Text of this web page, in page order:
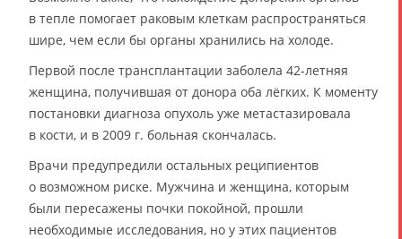
в тепле помогает раковым клеткам распространяться
шире, чем если бы органы хранились на холоде.
Первой после трансплантации заболела 42-летняя
женщина, получившая от донора оба лёгких. К моменту
постановки диагноза опухоль уже метастазировала
в кости, и в 2009 г. больная скончалась.
Врачи предупредили остальных реципиентов
о возможном риске. Мужчина и женщина, которым
были пересажены почки покойной, прошли
необходимые исследования, но у этих пациентов